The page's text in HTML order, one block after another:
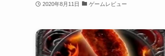
2020年8月11日 ゲームレビュー